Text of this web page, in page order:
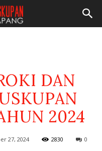
DAN
2024
27, 2024 2830 0